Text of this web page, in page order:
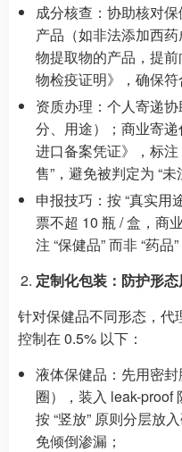
成分核查：协助核对
产品（如非法添加西
物提取物的产品，提
物检疫证明》，确保符
资质办理：个人寄递
分、用途）；商业寄
进口备案凭证》，标
售”，避免被判定为 “未
申报技巧：按 “真实用
票不超 10 瓶 / 盒，商
注 “保健品” 而非 “药品
定制化包装：防护形
针对保健品不同形态，代
控制在 0.5% 以下：
液体保健品：先用密
圈），装入 leak-proof
按 “竖放” 原则分层放
免倾倒渗漏；